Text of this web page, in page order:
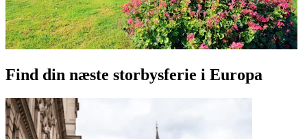
Find din næste storbysferie i Europa